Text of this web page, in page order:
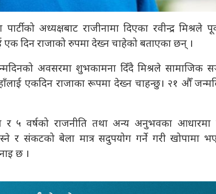
अध्यक्षबाट राजीनामा दिएका रवीन्द्र मिश्रले
एक दिन राजाको रुपमा देख्न चाहेको बताएका छन् ।
अवसरमा शुभकामना दिँदै मिश्रले सामाजिक
एकदिन राजाका रूपमा देख्न चाहन्छु। २१ औँ
र ५ वर्षको राजनीति तथा अन्य अनुभवका
र संकटको बेला मात्र सदुपयोग गर्ने गरी खोपामा
छ ।